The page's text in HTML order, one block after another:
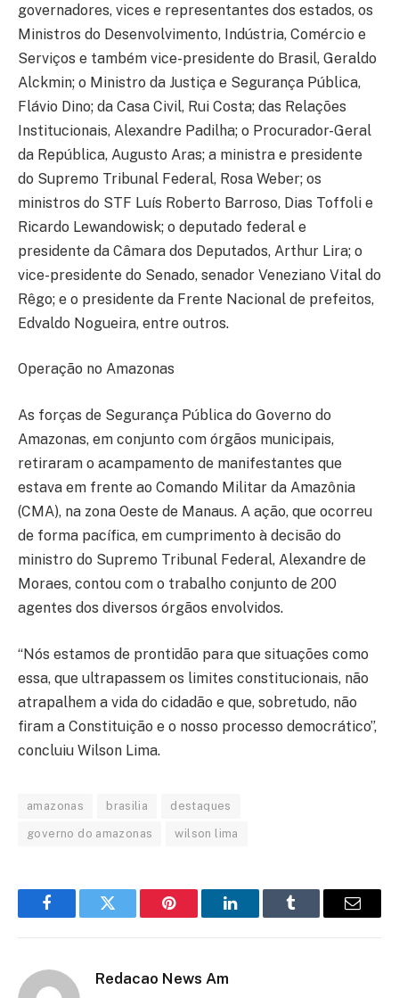
governadores, vices e representantes dos estados, os
Ministros do Desenvolvimento, Indústria, Comércio e
Serviços e também vice-presidente do Brasil, Geraldo
Alckmin; o Ministro da Justiça e Segurança Pública,
Flávio Dino; da Casa Civil, Rui Costa; das Relações
Institucionais, Alexandre Padilha; o Procurador-Geral
da República, Augusto Aras; a ministra e presidente
do Supremo Tribunal Federal, Rosa Weber; os
ministros do STF Luís Roberto Barroso, Dias Toffoli e
Ricardo Lewandowisk; o deputado federal e
presidente da Câmara dos Deputados, Arthur Lira; o
vice-presidente do Senado, senador Veneziano Vital do
Rêgo; e o presidente da Frente Nacional de prefeitos,
Edvaldo Nogueira, entre outros.
Operação no Amazonas
As forças de Segurança Pública do Governo do
Amazonas, em conjunto com órgãos municipais,
retiraram o acampamento de manifestantes que
estava em frente ao Comando Militar da Amazônia
(CMA), na zona Oeste de Manaus. A ação, que ocorreu
de forma pacífica, em cumprimento à decisão do
ministro do Supremo Tribunal Federal, Alexandre de
Moraes, contou com o trabalho conjunto de 200
agentes dos diversos órgãos envolvidos.
“Nós estamos de prontidão para que situações como
essa, que ultrapassem os limites constitucionais, não
atrapalhem a vida do cidadão e que, sobretudo, não
firam a Constituição e o nosso processo democrático”,
concluiu Wilson Lima.
amazonas brasilia destaques
governo do amazonas wilson lima
FacebookTwitter Pinterest LinkedInTumblr Email
Redacao News Am